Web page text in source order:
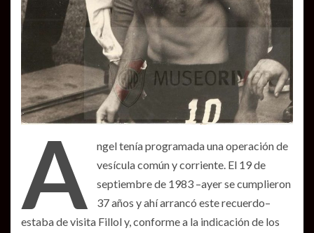
A
ngel tenía programada una operación de
vesícula común y corriente. El 19 de
septiembre de 1983 –ayer se cumplieron
37 años y ahí arrancó este recuerdo–
estaba de visita Fillol y, conforme a la indicación de los